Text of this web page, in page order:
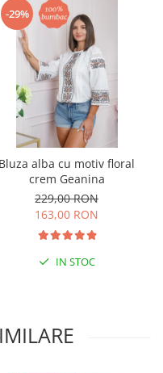
-29%
Bluza alba cu motiv floral
crem Geanina
229,00 RON
163,00 RON
IN STOC